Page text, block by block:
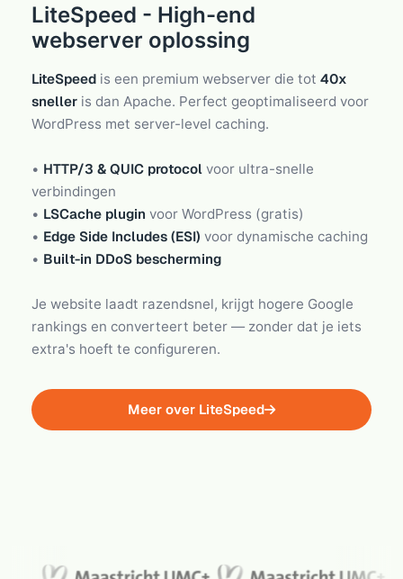
LiteSpeed - High-end
webserver oplossing
LiteSpeed is een premium webserver die tot40x
sneller is dan Apache. Perfect geoptimaliseerd voor
WordPress met server-level caching.
• HTTP/3 & QUIC protocol voor ultra-snelle
verbindingen
• LSCache plugin voor WordPress (gratis)
• Edge Side Includes (ESI) voor dynamische caching
• Built-in DDoS bescherming
Je website laadt razendsnel, krijgt hogere Google
rankings en converteert beter — zonder dat je iets
extra's hoeft te configureren.
Meer over LiteSpeed